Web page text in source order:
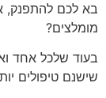
בא לכם להתפנק,
מומלצים?
בעוד שלכל אחד
שישנם טיפולים